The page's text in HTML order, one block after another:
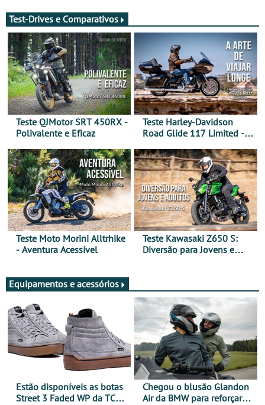
Test-Drives e Comparativos
Teste QJMotor SRT 450RX -
Polivalente e Eficaz
Teste Harley-Davidson
Road Glide 117 Limited - A
Teste Moto Morini Alltrhike
- Aventura Acessível
Teste Kawasaki Z650 S:
Diversão para Jovens e
Equipamentos e acessórios
Estão disponíveis as botas
Street 3 Faded WP da TCX
Chegou o blusão Glandon
Air da BMW para reforçar